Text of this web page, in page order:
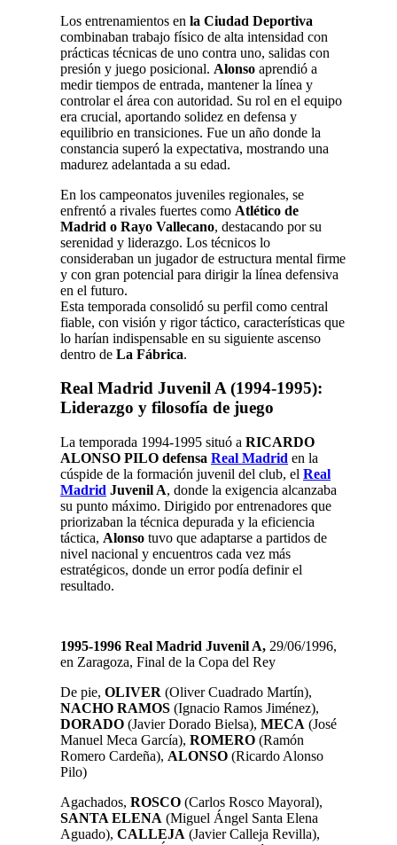
Los entrenamientos en la Ciudad Deportiva
combinaban trabajo físico de alta intensidad con
prácticas técnicas de uno contra uno, salidas con
presión y juego posicional. Alonso aprendió a
medir tiempos de entrada, mantener la línea y
controlar el área con autoridad. Su rol en el equipo
era crucial, aportando solidez en defensa y
equilibrio en transiciones. Fue un año donde la
constancia superó la expectativa, mostrando una
madurez adelantada a su edad.
En los campeonatos juveniles regionales, se
enfrentó a rivales fuertes como Atlético de
Madrid o Rayo Vallecano, destacando por su
serenidad y liderazgo. Los técnicos lo
consideraban un jugador de estructura mental firme
y con gran potencial para dirigir la línea defensiva
en el futuro.
Esta temporada consolidó su perfil como central
fiable, con visión y rigor táctico, características que
lo harían indispensable en su siguiente ascenso
dentro de La Fábrica.
Real Madrid Juvenil A (1994-1995):
Liderazgo y filosofía de juego
La temporada 1994-1995 situó a RICARDO
ALONSO PILO defensa Real Madrid en la
cúspide de la formación juvenil del club, el Real
Madrid Juvenil A, donde la exigencia alcanzaba
su punto máximo. Dirigido por entrenadores que
priorizaban la técnica depurada y la eficiencia
táctica, Alonso tuvo que adaptarse a partidos de
nivel nacional y encuentros cada vez más
estratégicos, donde un error podía definir el
resultado.
1995-1996 Real Madrid Juvenil A, 29/06/1996,
en Zaragoza, Final de la Copa del Rey
De pie, OLIVER (Oliver Cuadrado Martín),
NACHO RAMOS (Ignacio Ramos Jiménez),
DORADO (Javier Dorado Bielsa), MECA (José
Manuel Meca García), ROMERO (Ramón
Romero Cardeña), ALONSO (Ricardo Alonso
Pilo)
Agachados, ROSCO (Carlos Rosco Mayoral),
SANTA ELENA (Miguel Ángel Santa Elena
Aguado), CALLEJA (Javier Calleja Revilla),